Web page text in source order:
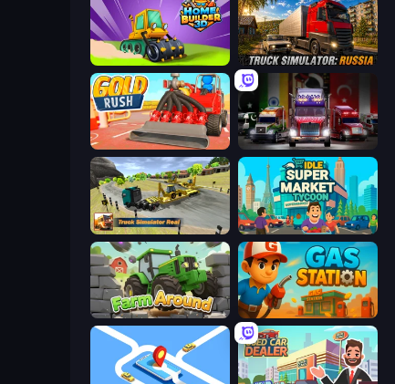
Home Builder 3D Truck Simulator: Russia
Gold Rush Big Euro Truck Driving
Truck Simulator Real Idle Supermarket Tycoon
Farm Around Gas Station